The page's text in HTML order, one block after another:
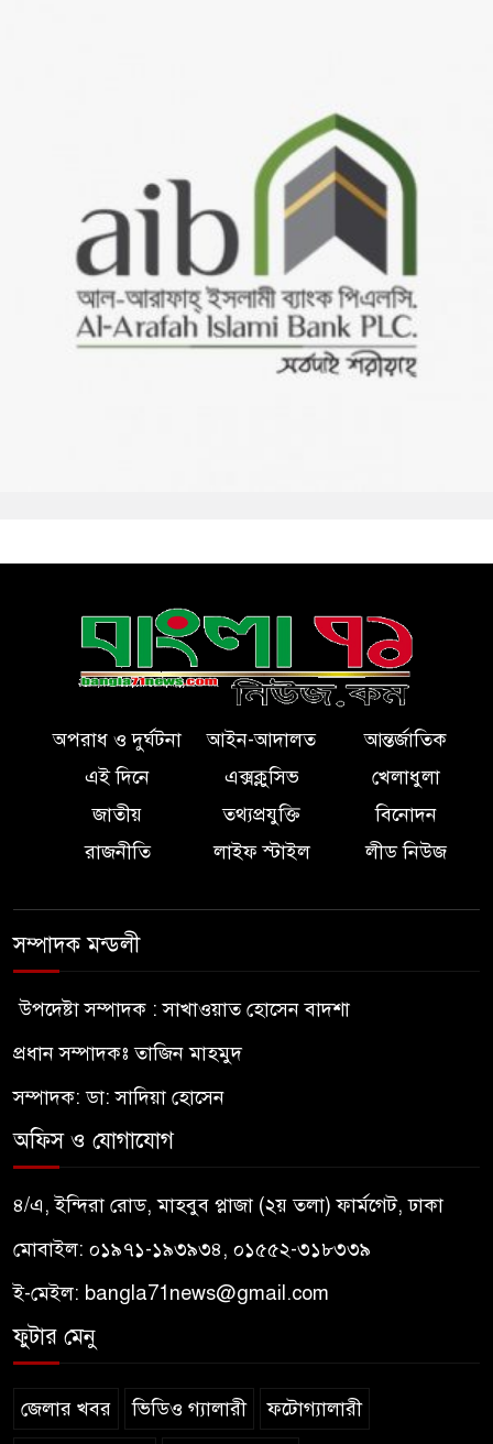
অপরাধ ও দুর্ঘটনা আইন-আদালত
আন্তর্জাতিক
এই দিনে
এক্সক্লুসিভ
খেলাধুলা
জাতীয়
তথ্যপ্রযুক্তি
বিনোদন
রাজনীতি
লাইফ স্টাইল লীড নিউজ
সম্পাদক মন্ডলী
উপদেষ্টা সম্পাদক : সাখাওয়াত হোসেন বাদশা
প্রধান সম্পাদকঃ তাজিন মাহমুদ
সম্পাদক: ডা: সাদিয়া হোসেন
অফিস ও যোগাযোগ
৪/এ, ইন্দিরা রোড, মাহবুব প্লাজা (২য় তলা) ফার্মগেট, ঢাকা
মোবাইল: ০১৯৭১-১৯৩৯৩৪, ০১৫৫২-৩১৮৩৩৯
ই-মেইল: bangla71news@gmail.com
ফুটার মেনু
জেলার খবর ভিডিও গ্যালারী ফটোগ্যালারী